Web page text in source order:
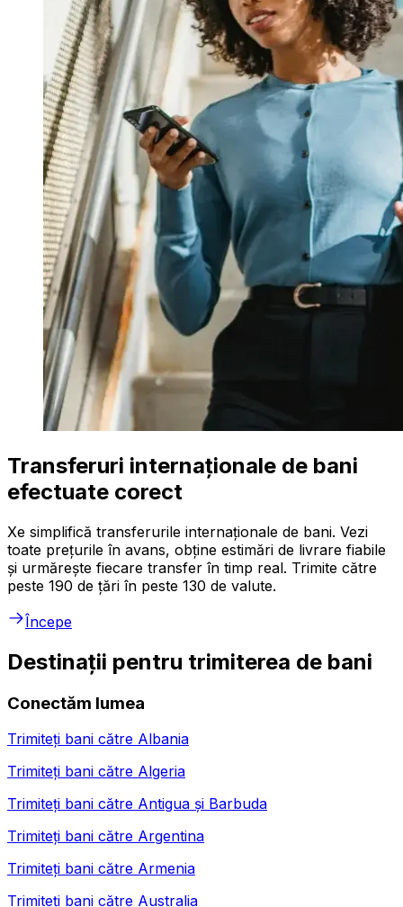
Transferuri internaționale de bani
efectuate corect
Xe simplifică transferurile internaționale de bani. Vezi
toate prețurile în avans, obține estimări de livrare fiabile
și urmărește fiecare transfer în timp real. Trimite către
peste 190 de țări în peste 130 de valute.
Începe
Destinații pentru trimiterea de bani
Conectăm lumea
Trimiteți bani către Albania
Trimiteți bani către Algeria
Trimiteți bani către Antigua și Barbuda
Trimiteți bani către Argentina
Trimiteți bani către Armenia
Trimiteți bani către Australia